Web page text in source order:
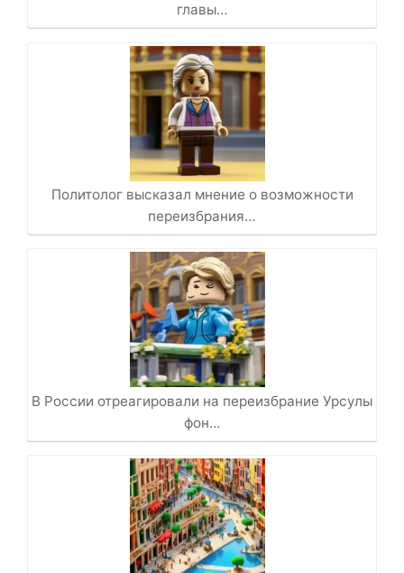
главы…
Политолог высказал мнение о возможности
переизбрания…
В России отреагировали на переизбрание Урсулы
фон…